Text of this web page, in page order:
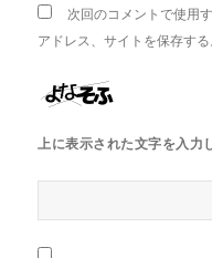
次回のコメントで使用
アドレス、サイトを保存する
上に表示された文字を入力